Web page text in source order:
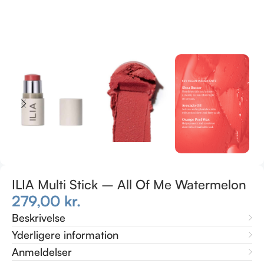
ILIA Multi Stick – All Of Me Watermelon
279,00 kr.
Beskrivelse
Yderligere information
Anmeldelser